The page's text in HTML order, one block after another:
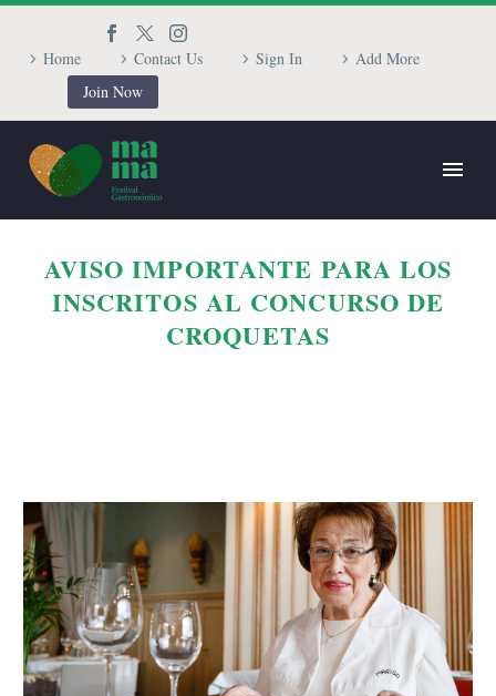
Home Contact Us Sign In
Add More
Join Now
AVISO IMPORTANTE PARA LOS
INSCRITOS AL CONCURSO DE
CROQUETAS